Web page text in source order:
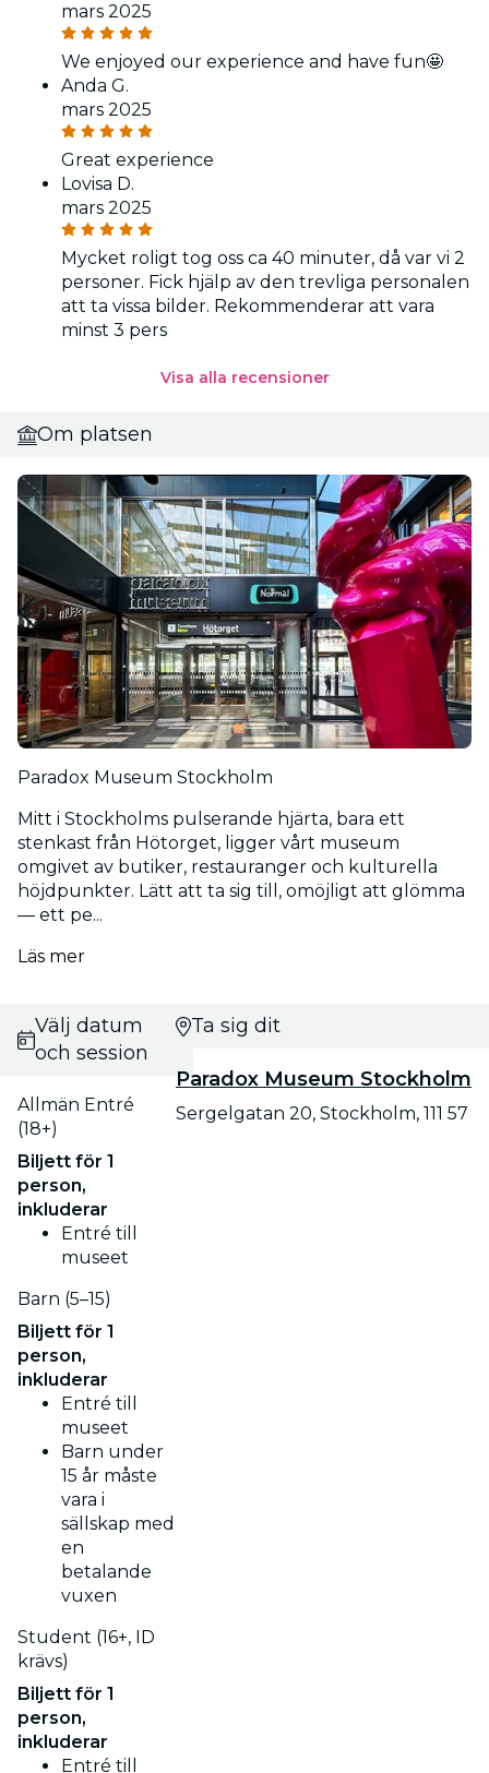
mars 2025
We enjoyed our experience and have fun🤩
Anda G.
mars 2025
Great experience
Lovisa D.
mars 2025
Mycket roligt tog oss ca 40 minuter, då var vi 2
personer. Fick hjälp av den trevliga personalen
att ta vissa bilder. Rekommenderar att vara
minst 3 pers
Visa alla recensioner
Om platsen
Paradox Museum Stockholm
Mitt i Stockholms pulserande hjärta, bara ett
stenkast från Hötorget, ligger vårt museum
omgivet av butiker, restauranger och kulturella
höjdpunkter. Lätt att ta sig till, omöjligt att glömma
— ett pe...
Läs mer
Välj datum
och session
Allmän Entré
(18+)
Biljett för 1
person,
inkluderar
Entré till
museet
Barn (5–15)
Biljett för 1
person,
inkluderar
Entré till
museet
Barn under
15 år måste
vara i
sällskap med
en
betalande
vuxen
Student (16+, ID
krävs)
Biljett för 1
person,
inkluderar
Entré till
Ta sig dit
Paradox Museum Stockholm
Sergelgatan 20, Stockholm, 111 57